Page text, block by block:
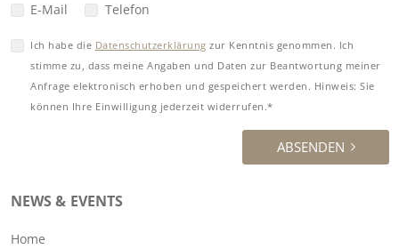
NEWS & EVENTS
Home
E-Mail
Telefon
Ich habe die Datenschutzerklärung zur Kenntnis genommen. Ich
stimme zu, dass meine Angaben und Daten zur Beantwortung meiner
Anfrage elektronisch erhoben und gespeichert werden. Hinweis: Sie
können Ihre Einwilligung jederzeit widerrufen.*
ABSENDEN